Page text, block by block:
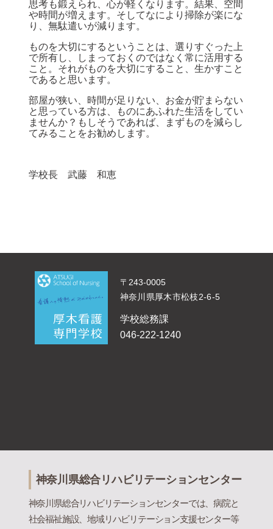
思考も鍛えられ、心が軽くなります。結果、空間
や時間が増えます。そしてなにより掃除が楽にな
り、無駄遣いが減ります。
ものを大切にするということは、選りすぐった上
で所有し、しまっておくのではなく常に活用する
こと。それがものを大切にすること、生かすこと
であると思います。
部屋が狭い、時間が足りない、お金が貯まらない
と思っている方は、ものにあふれた生活をしてい
ませんか？もしそうであれば、まずものを減らし
てみることをお勧めします。
学校長 武藤 和恵
〒243-0005
神奈川県厚木市松枝2-6-5
学校総務課
046-222-1240
神奈川県総合リハビリテーションセンター
神奈川県総合リハビリテーションセンターでは、病院と
社会福祉施設、地域リハビリテーション支援センター等